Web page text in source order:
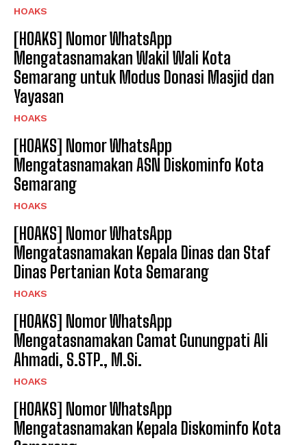
HOAKS
[HOAKS] Nomor WhatsApp
Mengatasnamakan Wakil Wali Kota
Semarang untuk Modus Donasi Masjid dan
Yayasan
HOAKS
[HOAKS] Nomor WhatsApp
Mengatasnamakan ASN Diskominfo Kota
Semarang
HOAKS
[HOAKS] Nomor WhatsApp
Mengatasnamakan Kepala Dinas dan Staf
Dinas Pertanian Kota Semarang
HOAKS
[HOAKS] Nomor WhatsApp
Mengatasnamakan Camat Gunungpati Ali
Ahmadi, S.STP., M.Si.
HOAKS
[HOAKS] Nomor WhatsApp
Mengatasnamakan Kepala Diskominfo Kota